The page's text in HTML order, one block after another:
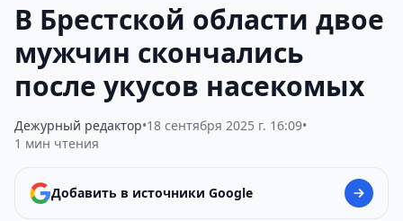
В Брестской области двое
мужчин скончались
после укусов насекомых
Дежурный редактор•18 сентября 2025 г. 16:09•
1 мин чтения
Добавить в источники Google